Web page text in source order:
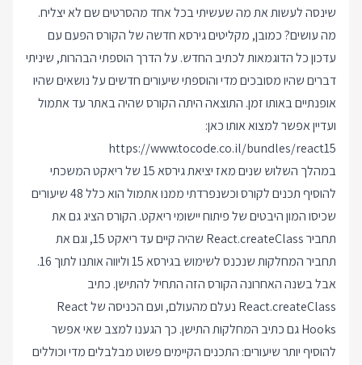
שינסה לעשות את מה שעשיתי בכל אחד מהסרטים שם לא יצליח.
מה עושים? כמובן, מקליטים גירסא חדשה של הקורס הפעם עם
עדכון כל הדוגמאות לכתיב החדש. על הדרך הוספתי הבהרות, שיניתי
דברים שהיו מסובכים מדי והוספתי שיעורים חדשים על נושאים שהיו
אופנתיים באותו זמן. התוצאה היתה הקורס שהיה באתר עד אתמול
ועדיין אפשר למצוא אותו כאן:
https://www.tocode.co.il/bundles/react15
במהלך השלוש שנים מאז יציאת גירסא 15 של ריאקט המשכתי
להוסיף תכנים לקורס וכשנפרדתי ממנו אתמול הוא כלל 48 שיעורים
שכיסו המון היבטים של פיתוח יישומי ריאקט. הקורס הציג גם את
תחביר React.createClass שהיה קיים עד ריאקט 15, וגם את
תחביר המחלקות שנכנס לשימוש בגירסא 15 וליווה אותנו לתוך 16.
אבל בשנה האחרונה הקורס הזה התחיל להתישן. כתיב
React.createClass נעלם מהעולם, ועם הכניסה של React
Hooks גם כתיב המחלקות התישן. כך הגענו למצב שאי אפשר
להוסיף יותר שיעורים: התכנים הקיימים פשוט מבלבלים מדי וכוללים